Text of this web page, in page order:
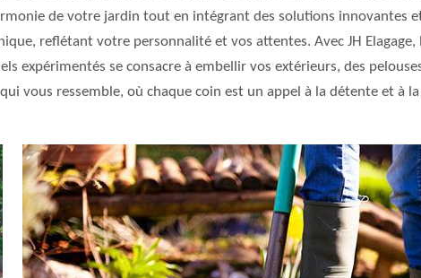
de votre jardin tout en intégrant des solutions innovantes
reflétant votre personnalité et vos attentes. Avec JH Elagage,
expérimentés se consacre à embellir vos extérieurs, des
vous ressemble, où chaque coin est un appel à la détente et à la